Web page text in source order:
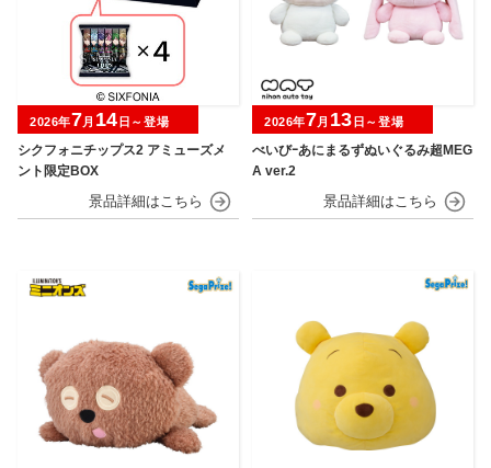
シクフォニチップス2 アミューズメ
ント限定BOX
2026年7月 14 日～登場
べいびｰあにまるずぬいぐるみ超MEG
A ver.2
2026年7月 13 日～登場